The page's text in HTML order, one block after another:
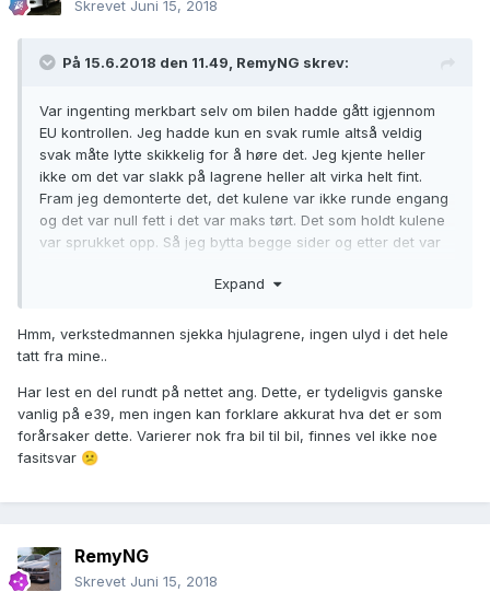
Skrevet Juni 15, 2018
På 15.6.2018 den 11.49, RemyNG skrev:
Var ingenting merkbart selv om bilen hadde gått igjennom
EU kontrollen. Jeg hadde kun en svak rumle altså veldig
svak måte lytte skikkelig for å høre det. Jeg kjente heller
ikke om det var slakk på lagrene heller alt virka helt fint.
Fram jeg demonterte det, det kulene var ikke runde engang
og det var null fett i det var maks tørt. Det som holdt kulene
var sprukket opp. Så jeg bytta begge sider og etter det var
Expand
Hmm, verkstedmannen sjekka hjulagrene, ingen ulyd i det hele
tatt fra mine..
Har lest en del rundt på nettet ang. Dette, er tydeligvis ganske
vanlig på e39, men ingen kan forklare akkurat hva det er som
forårsaker dette. Varierer nok fra bil til bil, finnes vel ikke noe
fasitsvar 😕
RemyNG
Skrevet Juni 15, 2018